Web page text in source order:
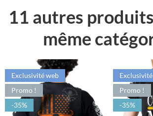
11 autres
même
Exclusivité web
Promo !
-35%
Promo !
-35%